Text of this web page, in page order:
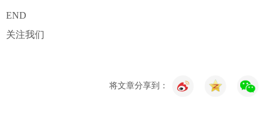
END
关注我们
将文章分享到：